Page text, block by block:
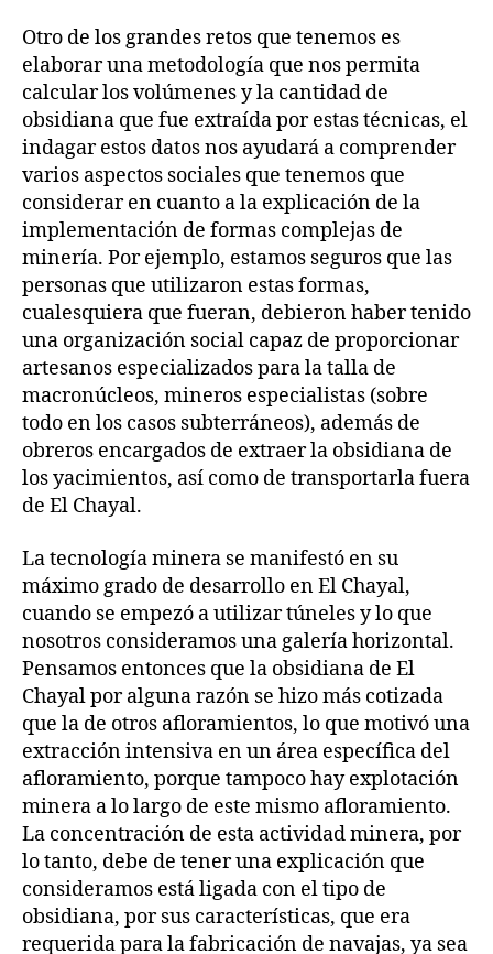
Otro de los grandes retos que tenemos es
elaborar una metodología que nos permita
calcular los volúmenes y la cantidad de
obsidiana que fue extraída por estas técnicas, el
indagar estos datos nos ayudará a comprender
varios aspectos sociales que tenemos que
considerar en cuanto a la explicación de la
implementación de formas complejas de
minería. Por ejemplo, estamos seguros que las
personas que utilizaron estas formas,
cualesquiera que fueran, debieron haber tenido
una organización social capaz de proporcionar
artesanos especializados para la talla de
macronúcleos, mineros especialistas (sobre
todo en los casos subterráneos), además de
obreros encargados de extraer la obsidiana de
los yacimientos, así como de transportarla fuera
de El Chayal.
La tecnología minera se manifestó en su
máximo grado de desarrollo en El Chayal,
cuando se empezó a utilizar túneles y lo que
nosotros consideramos una galería horizontal.
Pensamos entonces que la obsidiana de El
Chayal por alguna razón se hizo más cotizada
que la de otros afloramientos, lo que motivó una
extracción intensiva en un área específica del
afloramiento, porque tampoco hay explotación
minera a lo largo de este mismo afloramiento.
La concentración de esta actividad minera, por
lo tanto, debe de tener una explicación que
consideramos está ligada con el tipo de
obsidiana, por sus características, que era
requerida para la fabricación de navajas, ya sea